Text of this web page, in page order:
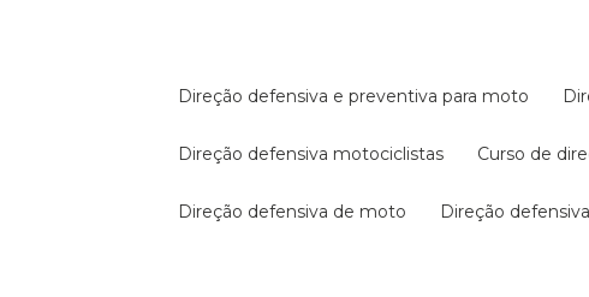
direção defensiva e preventiva para moto
direção defensiva motociclistas curso de
direção defensiva de moto direção